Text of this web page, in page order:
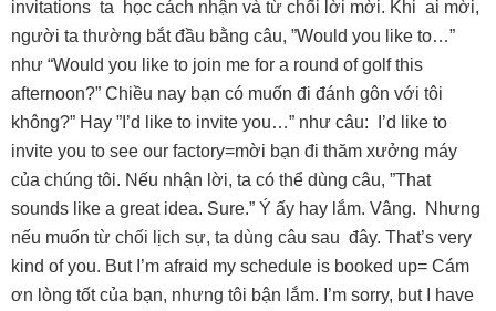
invitations ta học cách nhận và từ chối lời mời. Khi ai mời,
người ta thường bắt đầu bằng câu, ”Would you like to…”
như “Would you like to join me for a round of golf this
afternoon?” Chiều nay bạn có muốn đi đánh gôn với tôi
không?” Hay ”I’d like to invite you…” như câu: I’d like to
invite you to see our factory=mời bạn đi thăm xưởng máy
của chúng tôi. Nếu nhận lời, ta có thể dùng câu, ”That
sounds like a great idea. Sure.” Ý ấy hay lắm. Vâng. Nhưng
nếu muốn từ chối lịch sự, ta dùng câu sau đây. That’s very
kind of you. But I’m afraid my schedule is booked up= Cám
ơn lòng tốt của bạn, nhưng tôi bận lắm. I’m sorry, but I have